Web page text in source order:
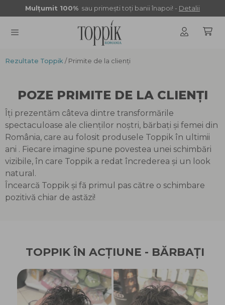
la
conținut
Mulţumit 100% sau primeşti toţi banii înapoi! - Detalii
MENU
Rezultate Toppik / Primite de la clienți
POZE PRIMITE DE LA CLIENȚI
Îți prezentăm câteva dintre transformările
spectaculoase ale clienților noștri, bărbați și femei din
România, care au folosit produsele Toppik în ultimii
ani . Fiecare imagine spune povestea unei schimbări
vizibile, în care Toppik a redat încrederea și un look
natural.
Încearcă Toppik și fă primul pas către o schimbare
pozitivă chiar de astăzi!
TOPPIK ÎN ACȚIUNE - BĂRBAȚI